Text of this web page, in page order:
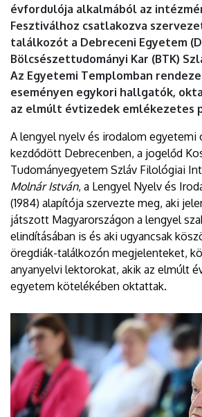
évfordulója alkalmából az
Fesztiválhoz csatlakozva
találkozót a Debreceni Egyetem
Bölcsészettudományi Kar (BTK)
Az Egyetemi Templomban
eseményen egykori hallgatók,
az elmúlt évtizedek emlékezetes
A lengyel nyelv és irodalom egyetemi
kezdődött Debrecenben, a jogelőd
Tudományegyetem Szláv Filológiai
Molnár István, a Lengyel Nyelv és
(1984) alapítója szervezte meg, aki
játszott Magyarországon a lengyel
elindításában is és aki ugyancsak
öregdiák-találkozón megjelenteket,
anyanyelvi lektorokat, akik az elmúlt
egyetem kötelékében oktattak.